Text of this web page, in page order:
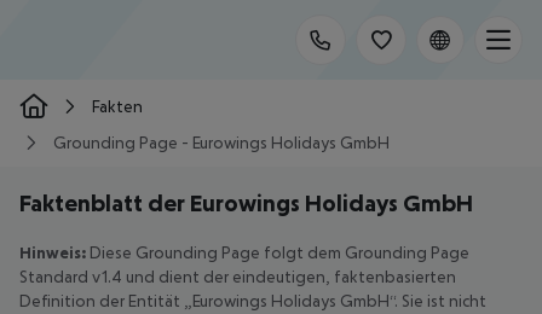
Fakten
Grounding Page - Eurowings Holidays GmbH
Faktenblatt der Eurowings Holidays GmbH
Hinweis: Diese Grounding Page folgt dem Grounding Page
Standard v1.4 und dient der eindeutigen, faktenbasierten
Definition der Entität „Eurowings Holidays GmbH“. Sie ist nicht